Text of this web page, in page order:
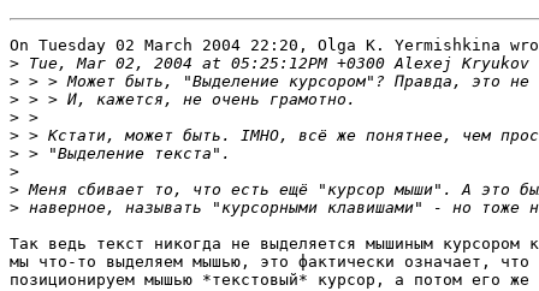
On Tuesday 02 March 2004 22:20, Olga K. Yermishkina
>
>
>
>
>
>
>
>
>
Так ведь текст никогда не выделяется мышиным курсором
мы что-то выделяем мышью, это фактически означает, что
позиционируем мышью *текстовый* курсор, а потом его же